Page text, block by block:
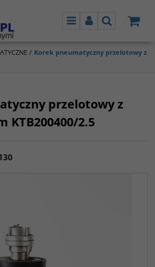
MenuPanelSzukaj
/ Korek pneumatyczny przelotowy z
przelotowy z
KTB200400/2.5